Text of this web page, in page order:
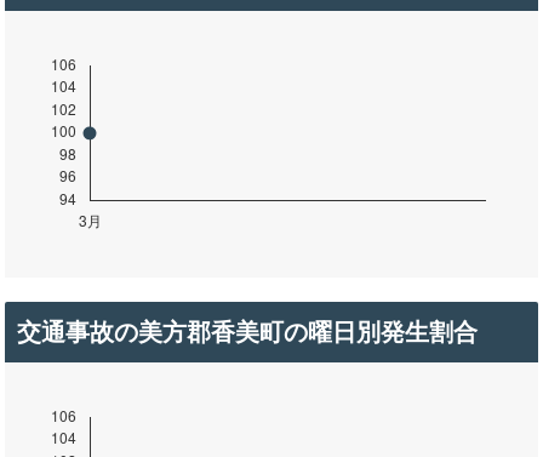
交通事故の美方郡香美町の曜日別発生割合